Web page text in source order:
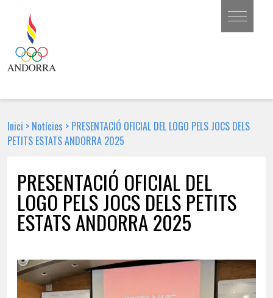
Inici > Notícies > PRESENTACIÓ OFICIAL DEL LOGO PELS JOCS DELS
PETITS ESTATS ANDORRA 2025
PRESENTACIÓ OFICIAL DEL
LOGO PELS JOCS DELS PETITS
ESTATS ANDORRA 2025